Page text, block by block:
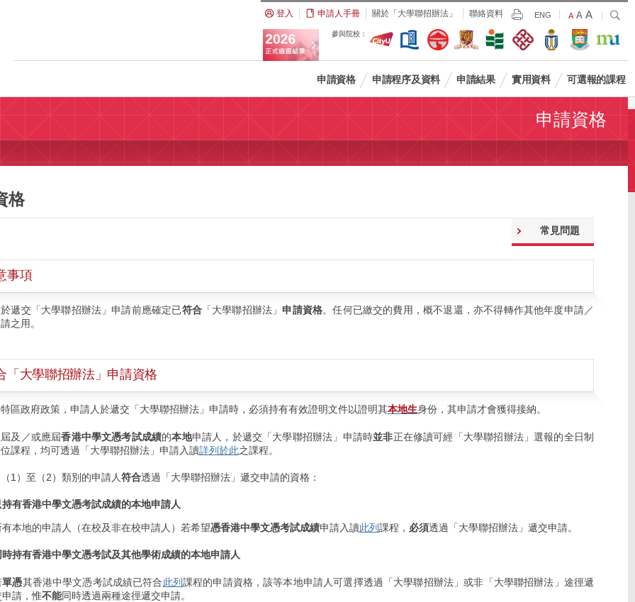
登入 申請人手冊 關於「大學聯招辦法」 聯絡資料 Print
ENG
Default
Size
A Larger
Font
Size
A Largest
Font
Size
A
搜
參與院校：
申請資格 申請程序及資料 申請結果 實用資料 可選報的課程
申請資格
格
常見問題
事項
遞交「大學聯招辦法」申請前應確定已符合「大學聯招辦法」申請資格。任何已繳交的費用，概不退還，亦不得轉作其他年度申請／
之用。
「大學聯招辦法」申請資格
區政府政策，申請人於遞交「大學聯招辦法」申請時，必須持有有效證明文件以證明其本地生身份，其申請才會獲得接納。
及／或應屆香港中學文憑考試成績的本地申請人，於遞交「大學聯招辦法」申請時並非正在修讀可經「大學聯招辦法」選報的全日制
課程，均可透過「大學聯招辦法」申請入讀詳列於此之課程。
1）至（2）類別的申請人符合透過「大學聯招辦法」遞交申請的資格：
持有香港中學文憑考試成績的本地申請人
有本地的申請人（在校及非在校申請人）若希望憑香港中學文憑考試成績申請入讀此列課程， 必須透過「大學聯招辦法」遞交申請。
時持有香港中學文憑考試及其他學術成績的本地申請人
單憑其香港中學文憑考試成績已符合此列課程的申請資格，該等本地申請人可選擇透過「大學聯招辦法」或非「大學聯招辦法」途徑遞
申請，惟不能同時透過兩種途徑遞交申請。